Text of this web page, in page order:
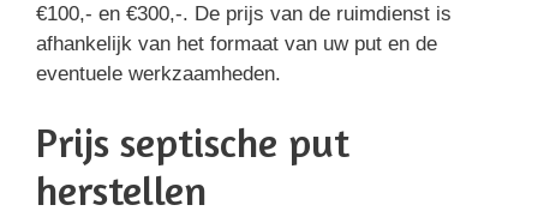
€100,- en €300,-. De prijs van de ruimdienst is
afhankelijk van het formaat van uw put en de
eventuele werkzaamheden.
Prijs septische put
herstellen